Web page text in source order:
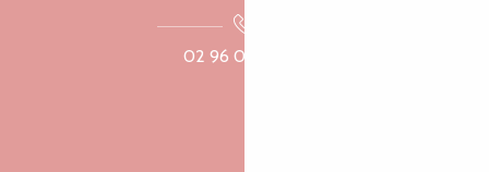
02 96 05 60 70